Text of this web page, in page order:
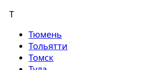
Т
Тюмень
Тольятти
Томск